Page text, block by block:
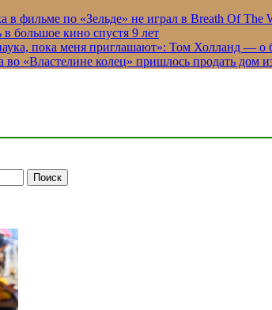
в фильме по «Зельде» не играл в Breath Of
большое кино спустя 9 лет
пока меня приглашают»: Том Холланд —
«Властелине колец» пришлось продать дом